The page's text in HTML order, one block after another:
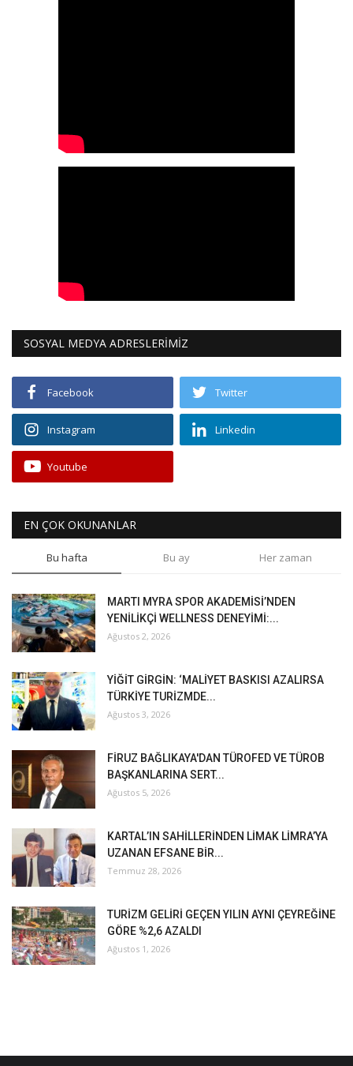
SOSYAL MEDYA ADRESLERİMİZ
Facebook Twitter
Instagram Linkedin
Youtube
EN ÇOK OKUNANLAR
Bu hafta Bu ay Her zaman
MARTI MYRA SPOR AKADEMİSİ’NDEN
YENİLİKÇİ WELLNESS DENEYİMİ:...
Ağustos 2, 2026
YİĞİT GİRGİN: ‘MALİYET BASKISI AZALIRSA
TÜRKİYE TURİZMDE...
Ağustos 3, 2026
FİRUZ BAĞLIKAYA'DAN TÜROFED VE TÜROB
BAŞKANLARINA SERT...
Ağustos 5, 2026
KARTAL’IN SAHİLLERİNDEN LİMAK LİMRA’YA
UZANAN EFSANE BİR...
Temmuz 28, 2026
TURİZM GELİRİ GEÇEN YILIN AYNI ÇEYREĞİNE
GÖRE %2,6 AZALDI
Ağustos 1, 2026